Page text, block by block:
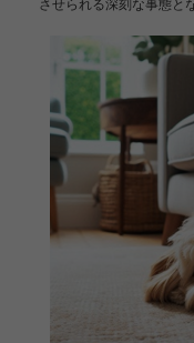
させられる深刻な事態と